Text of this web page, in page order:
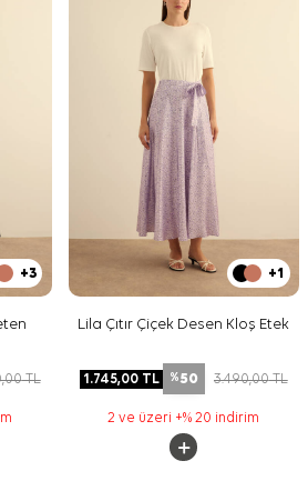
+3
TL
+1
Lila Çıtır Çiçek Desen Kloş Etek
1.745,00TL %50 3.490,00TL
2 ve üzeri +% 20 indirim